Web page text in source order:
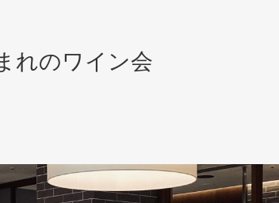
れのワイン会